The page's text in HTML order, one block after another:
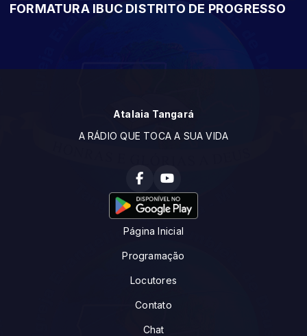
FORMATURA IBUC DISTRITO DE PROGRESSO
Atalaia Tangará
A RÁDIO QUE TOCA A SUA VIDA
Página Inicial
Programação
Locutores
Contato
Chat